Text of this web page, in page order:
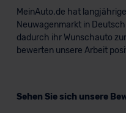
MeinAuto.de hat
Neuwagenmarkt in
dadurch ihr Wunschauto
bewerten unsere Arbeit
Sehen Sie sich unsere